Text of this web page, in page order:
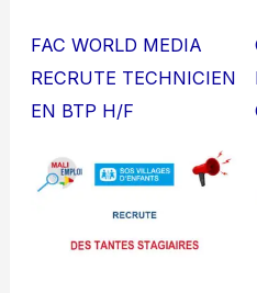
FAC WORLD MEDIA
RECRUTE TECHNICIEN
EN BTP H/F